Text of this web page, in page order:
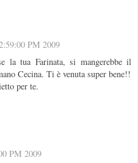
PM 2009
la tua Farinata, si mangerebbe il
Cecina. Ti è venuta super bene!!
per te.
PM 2009